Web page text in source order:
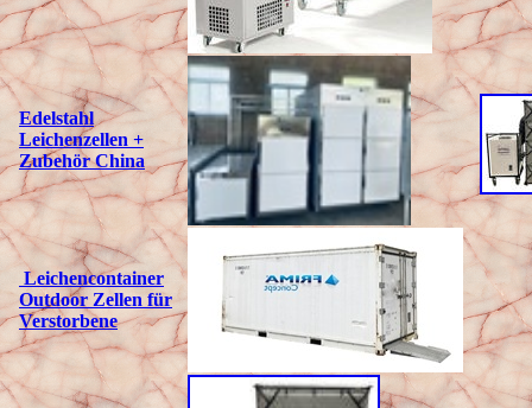
Edelstahl
Leichenzellen +
Zubehör China
Leichencontainer
Outdoor Zellen für
Verstorbene